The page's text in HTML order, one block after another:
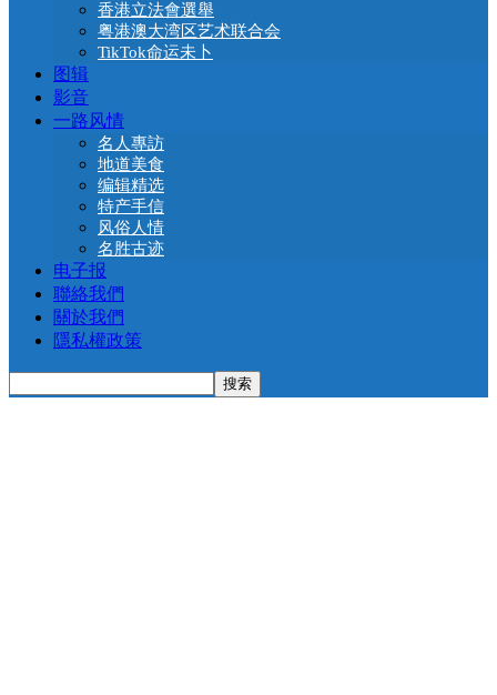
香港立法會選舉
粤港澳大湾区艺术联合会
TikTok命运未卜
图辑
影音
一路风情
名人專訪
地道美食
编辑精选
特产手信
风俗人情
名胜古迹
电子报
聯絡我們
關於我們
隱私權政策